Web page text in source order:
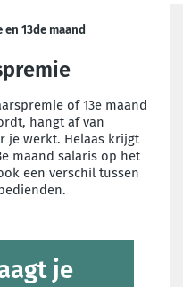
13de maand
of 13e maand
hangt af van
je werkt. Helaas krijgt
maand salaris op het
een verschil tussen
je